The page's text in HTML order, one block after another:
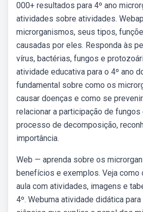
000+ resultados para 4º ano
atividades sobre atividades.
microrganismos, seus tipos,
causadas por eles. Responda às
vírus, bactérias, fungos e
atividade educativa para o 4º ano
fundamental sobre como os
causar doenças e como se
relacionar a participação de fungos
processo de decomposição,
importância.
Web — aprenda sobre os
benefícios e exemplos. Veja como
aula com atividades, imagens e
4º. Webuma atividade didática